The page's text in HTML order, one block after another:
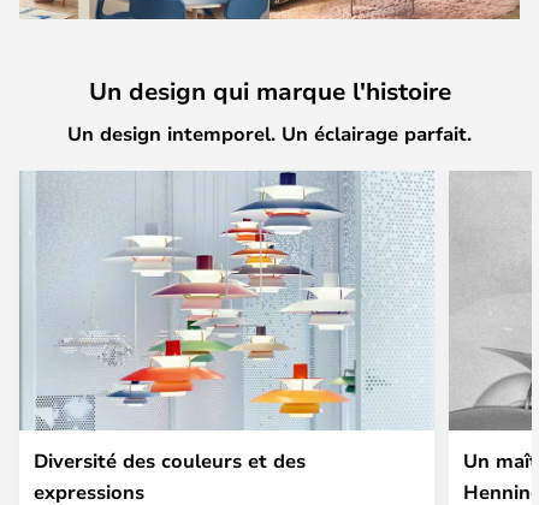
Un design qui marque l'histoire
Un design intemporel. Un éclairage parfait.
Diversité des couleurs et des
expressions
Un